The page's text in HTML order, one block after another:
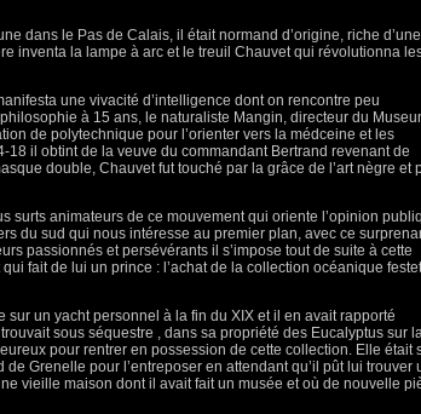
dans le Pas de Calais, il était normand d’origine, riche d’une
inventa la lampe à arc et le treuil Chauvet qui révolutionna
une vivacité d’intelligence dont on rencontre peu
à 15 ans, le naturaliste Mangin, directeur du
de polytechnique pour l’orienter vers la médceine et les
il obtint de la veuve du commandant Bertrand revenant de
double, Chauvet fut touché par la grâce de l’art nègre et
surts animateurs de ce mouvement qui oriente l’opinion
du sud qui nous intéresse au premier plan, avec ce
passionnés et persévérants il s’impose tout de suite à cette
fait de lui un prince : l’achat de la collection océanique
un yacht personnel à la fin du XIX et il en avait rapporté
sous séquestre , dans sa propriété des Eucalyptus sur
pour rentrer en possession de cette collection. Elle était
Grenelle pour l’entreposer en attendant qu’il pût lui trouver
vieille maison dont il avait fait un musée et où de nouvelle